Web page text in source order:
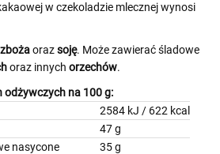
w czekoladzie mlecznej wynosi
zbożaorazsoję. Może zawierać śladowe
oraz innych orzechów.
na 100 g:
2584 kJ / 622 kcal
47 g
nasycone 35 g